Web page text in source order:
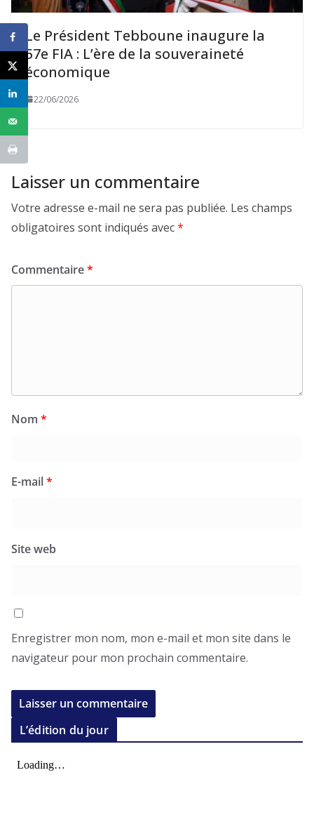
Le Président Tebboune inaugure la
57e FIA : L’ère de la souveraineté
économique
22/06/2026
Laisser un commentaire
Votre adresse e-mail ne sera pas publiée. Les champs
obligatoires sont indiqués avec*
Commentaire*
Nom *
E-mail*
Site web
Enregistrer mon nom, mon e-mail et mon site dans le
navigateur pour mon prochain commentaire.
L’édition du jour